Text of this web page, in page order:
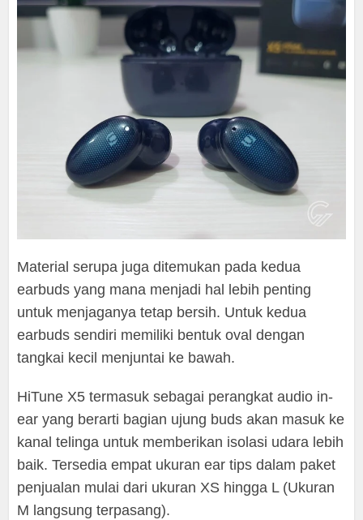
Material serupa juga ditemukan pada kedua
earbuds yang mana menjadi hal lebih penting
untuk menjaganya tetap bersih. Untuk kedua
earbuds sendiri memiliki bentuk oval dengan
tangkai kecil menjuntai ke bawah.
HiTune X5 termasuk sebagai perangkat audio in-
ear yang berarti bagian ujung buds akan masuk ke
kanal telinga untuk memberikan isolasi udara lebih
baik. Tersedia empat ukuran ear tips dalam paket
penjualan mulai dari ukuran XS hingga L (Ukuran
M langsung terpasang).